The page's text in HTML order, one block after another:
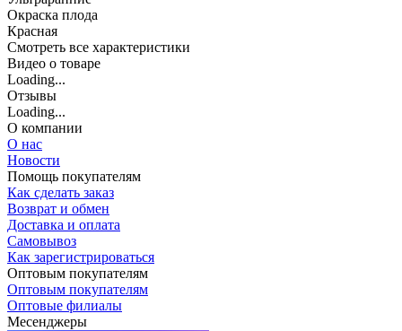
Окраска плода
Красная
Cмотреть все характеристики
Видео о товаре
Loading...
Отзывы
Loading...
О компании
О нас
Новости
Помощь покупателям
Как сделать заказ
Возврат и обмен
Доставка и оплата
Самовывоз
Как зарегистрироваться
Оптовым покупателям
Оптовым покупателям
Оптовые филиалы
Месенджеры